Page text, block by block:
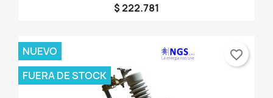
$ 222.781
NUEVO
FUERA DE STOCK
favorite_border